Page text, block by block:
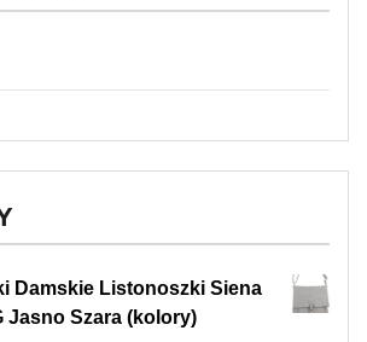
Damskie Listonoszki Siena
Jasno Szara (kolory)